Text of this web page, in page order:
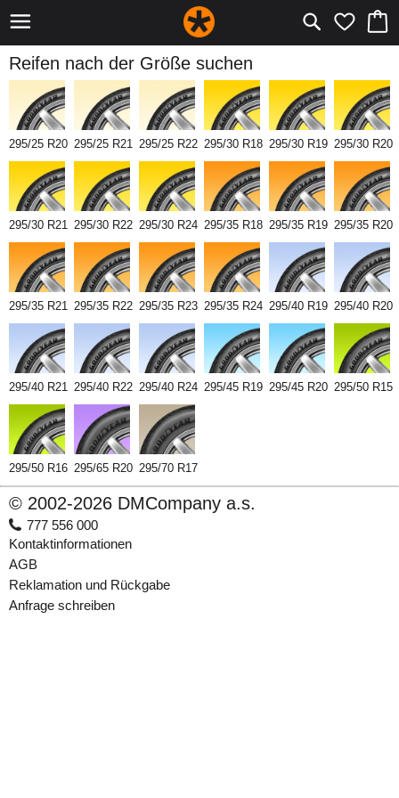
Reifen nach der Größe suchen
295/25 R20 295/25 R21 295/25 R22 295/30 R18 295/30 R19 295/30 R20
295/30 R21 295/30 R22 295/30 R24 295/35 R18 295/35 R19 295/35 R20
295/35 R21 295/35 R22 295/35 R23 295/35 R24 295/40 R19 295/40 R20
295/40 R21 295/40 R22 295/40 R24 295/45 R19 295/45 R20 295/50 R15
295/50 R16 295/65 R20 295/70 R17
© 2002-2026 DMCompany a.s.
777 556 000
Kontaktinformationen
AGB
Reklamation und Rückgabe
Anfrage schreiben